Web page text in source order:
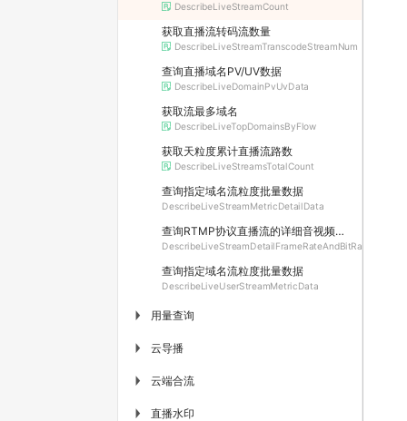
DescribeLiveStreamCount
获取直播流转码流数量
DescribeLiveStreamTranscodeStreamNum
查询直播域名PV/UV数据
DescribeLiveDomainPvUvData
获取流最多域名
DescribeLiveTopDomainsByFlow
获取天粒度累计直播流路数
DescribeLiveStreamsTotalCount
查询指定域名流粒度批量数据
DescribeLiveStreamMetricDetailData
查询RTMP协议直播流的详细音视频帧率码率
DescribeLiveStreamDetailFrameRateAndBitRateData
查询指定域名流粒度批量数据
DescribeLiveUserStreamMetricData
▶ 用量查询
▶ 云导播
▶ 云端合流
▶ 直播水印